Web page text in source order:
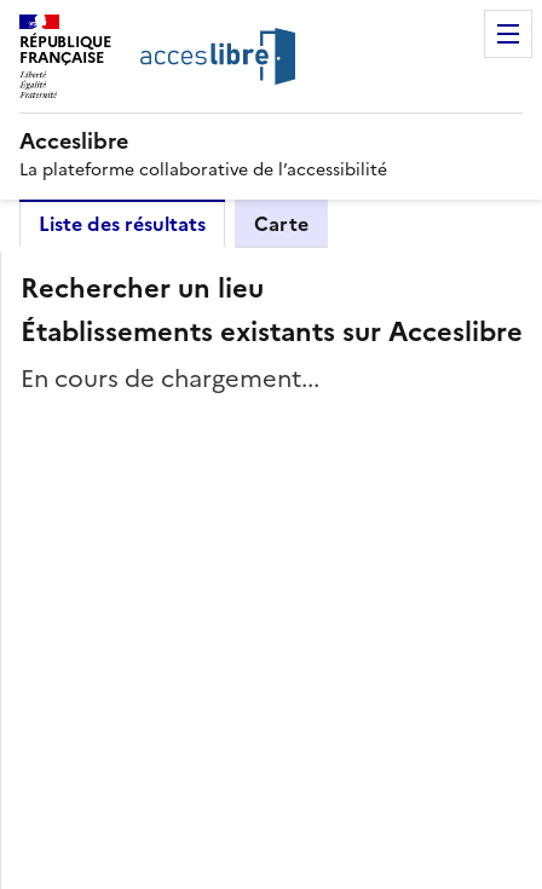
RÉPUBLIQUE
FRANÇAISE
Acceslibre
La plateforme collaborative de l’accessibilité
Liste des résultats Carte
Rechercher un lieu
Établissements existants sur Acceslibre
En cours de chargement...